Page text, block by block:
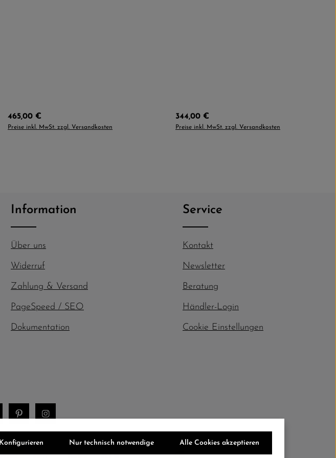
Regulärer Preis:
465,00 €
Preise inkl. MwSt. zzgl. Versandkosten
Regulärer Preis:
344,00 €
Preise inkl. MwSt. zzgl. Versandkosten
Information
Über uns
Widerruf
Zahlung & Versand
PageSpeed / SEO
Dokumentation
Service
Kontakt
Newsletter
Beratung
Händler-Login
Cookie Einstellungen
Nur technisch notwendige
Konfigurieren Alle Cookies akzeptieren